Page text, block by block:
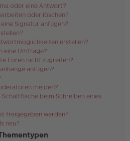
oder eine Antwort?
oder löschen?
Signatur anfügen?
erstellen?
eine Umfrage?
Foren nicht zugreifen?
anfügen?
melden?
beim Schreiben eines
freigegeben werden?
neu?